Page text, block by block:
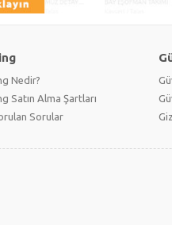
Nedir?
Satın Alma Şartları
Sorular